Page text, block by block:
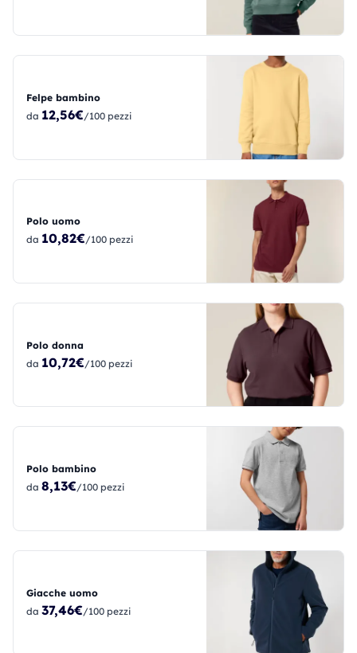
Felpe bambino
da 12,56€/100 pezzi
Polo uomo
da 10,82€/100 pezzi
Polo donna
da 10,72€/100 pezzi
Polo bambino
da 8,13€/100 pezzi
Giacche uomo
da 37,46€/100 pezzi